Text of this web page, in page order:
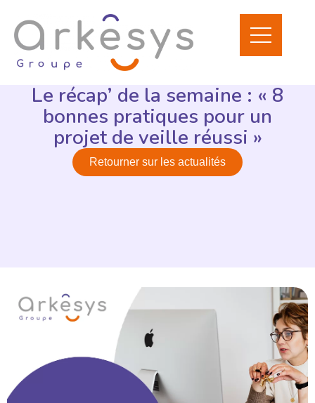
Le récap’ de la semaine : « 8
bonnes pratiques pour un
projet de veille réussi »
Retourner sur les actualités